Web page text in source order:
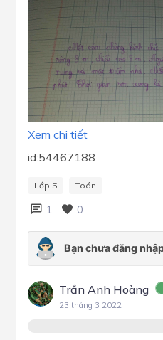
Xem chi tiết
id:54467188
Lớp 5 Toán
1 0
Trần Anh Hoàng
23 tháng 3 2022